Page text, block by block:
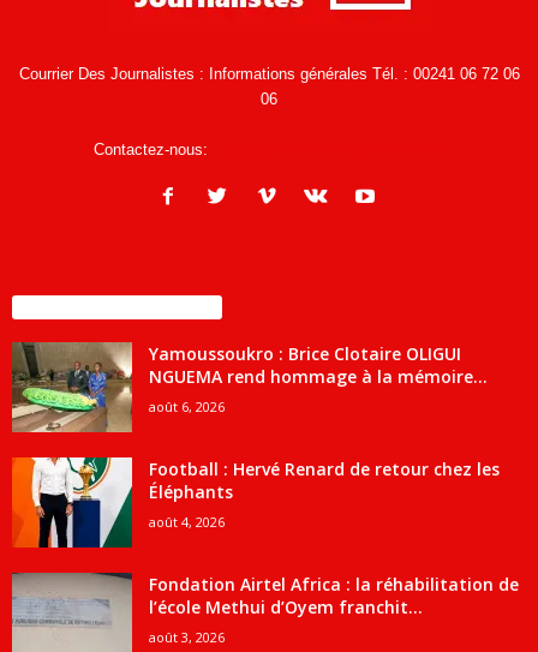
Courrier Des Journalistes : Informations générales Tél. : 00241 06 72 06
06
Contactez-nous:
Yamoussoukro : Brice Clotaire OLIGUI
NGUEMA rend hommage à la mémoire...
août 6, 2026
Football : Hervé Renard de retour chez les
Éléphants
août 4, 2026
Fondation Airtel Africa : la réhabilitation de
l’école Methui d’Oyem franchit...
août 3, 2026